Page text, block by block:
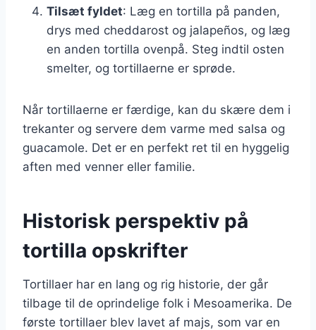
Tilsæt fyldet: Læg en tortilla på panden,
drys med cheddarost og jalapeños, og læg
en anden tortilla ovenpå. Steg indtil osten
smelter, og tortillaerne er sprøde.
Når tortillaerne er færdige, kan du skære dem i
trekanter og servere dem varme med salsa og
guacamole. Det er en perfekt ret til en hyggelig
aften med venner eller familie.
Historisk perspektiv på
tortilla opskrifter
Tortillaer har en lang og rig historie, der går
tilbage til de oprindelige folk i Mesoamerika. De
første tortillaer blev lavet af majs, som var en